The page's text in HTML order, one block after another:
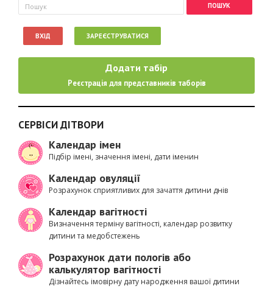
Пошукова форма
ВХІД ЗАРЕЄСТРУВАТИСЯ
Додати табір
Реєстрація для представників таборів
СЕРВІСИ ДІТВОРИ
Календар імен
Підбір імені, значення імені, дати іменин
Календар овуляції
Розрахунок сприятливих для зачаття дитини днів
Календар вагітності
Визначення терміну вагітності, календар розвитку
дитини та медобстежень
Розрахунок дати пологів або
калькулятор вагітності
Дізнайтесь імовірну дату народження вашої дитини